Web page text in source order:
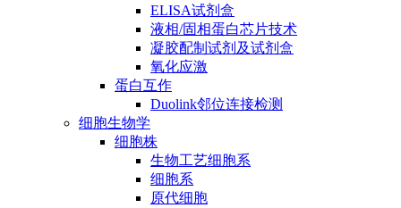
ELISA试剂盒
液相/固相蛋白芯片技术
凝胶配制试剂及试剂盒
氧化应激
蛋白互作
Duolink邻位连接检测
细胞生物学
细胞株
生物工艺细胞系
细胞系
原代细胞